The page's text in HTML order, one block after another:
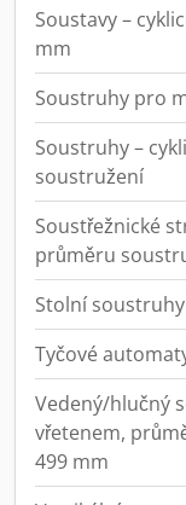
Soustavy –
mm
Soustruhy pro
Soustruhy –
soustružení
Soustřežnické
průměru
Stolní soustruhy
Tyčové
Vedený/hlučný
vřetenem,
499 mm